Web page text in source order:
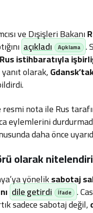
ve Dışişleri Bakanı
açıkladı .
Rus istihbaratıyla
yanıt olarak,
nota ile Rus
eylemlerini
daha önce
olarak
yöneliksabotaj
dile getirdi .
sadece sabotaj değil,